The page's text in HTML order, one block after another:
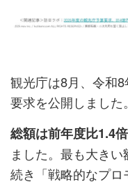
観光庁は8月、令和
要求を公開しました。
総額は前年度比1.4
ました。最も大き
続き「戦略的なプ